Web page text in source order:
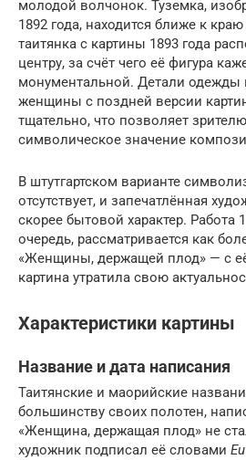
молодой волчонок. Туземка,
1892 года, находится ближе к
таитянка с картины 1893 года
центру, за счёт чего её фигура
монументальной. Детали одежды
женщины с поздней версии
тщательно, что позволяет
символическое значение
В штутгартском варианте
отсутствует, и запечатлённая
скорее бытовой характер. Работа
очередь, рассматривается как
«Женщины, держащей плод» — с
картина утратила свою
Характеристики картины
Название и дата написания
Таитянские и маорийские
большинству своих полотен,
«Женщина, держащая плод» не
художник подписал её словами